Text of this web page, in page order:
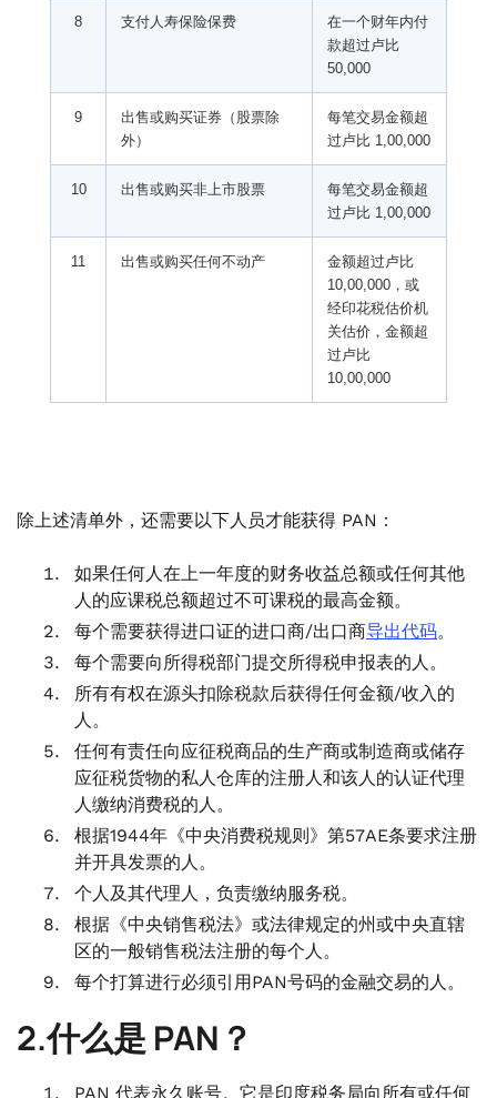
8 支付人寿保险保费
在一个财年内付
款超过卢比
50,000
9
出售或购买证券（股票除
外）
每笔交易金额超
过卢比 1,00,000
10 出售或购买非上市股票
每笔交易金额超
过卢比 1,00,000
11 出售或购买任何不动产
金额超过卢比
10,00,000，或
经印花税估价机
关估价，金额超
过卢比
10,00,000
除上述清单外，还需要以下人员才能获得 PAN：
如果任何人在上一年度的财务收益总额或任何其他
人的应课税总额超过不可课税的最高金额。
每个需要获得进口证的进口商/出口商导出代码。
每个需要向所得税部门提交所得税申报表的人。
所有有权在源头扣除税款后获得任何金额/收入的
人。
任何有责任向应征税商品的生产商或制造商或储存
应征税货物的私人仓库的注册人和该人的认证代理
人缴纳消费税的人。
根据1944年《中央消费税规则》第57AE条要求注册
并开具发票的人。
个人及其代理人，负责缴纳服务税。
根据《中央销售税法》或法律规定的州或中央直辖
区的一般销售税法注册的每个人。
每个打算进行必须引用PAN号码的金融交易的人。
2.什么是 PAN？
PAN 代表永久账号。它是印度税务局向所有或任何